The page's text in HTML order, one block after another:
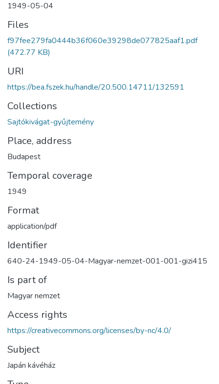
1949-05-04
Files
f97fee279fa0444b36f060e39298de077825aaf1.pdf
(472.77 KB)
URI
https://bea.fszek.hu/handle/20.500.14711/132591
Collections
Sajtókivágat-gyűjtemény
Place, address
Budapest
Temporal coverage
1949
Format
application/pdf
Identifier
640-24-1949-05-04-Magyar-nemzet-001-001-gizi415
Is part of
Magyar nemzet
Access rights
https://creativecommons.org/licenses/by-nc/4.0/
Subject
Japán kávéház